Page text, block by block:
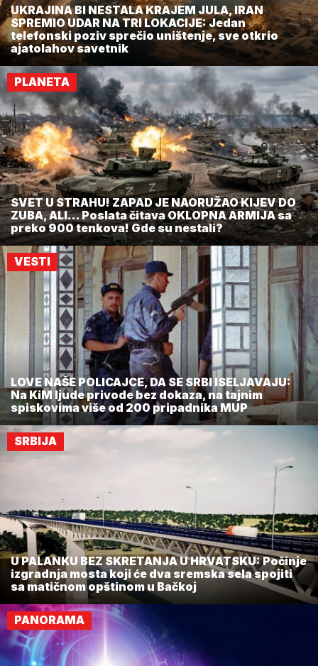
UKRAJINA BI NESTALA KRAJEM JULA, IRAN
SPREMIO UDAR NA TRI LOKACIJE: Jedan
telefonski poziv sprečio uništenje, sve otkrio
ajatolahov savetnik
PLANETA
SVET U STRAHU! ZAPAD JE NAORUŽAO KIJEV DO
ZUBA, ALI... Poslata čitava OKLOPNA ARMIJA sa
preko 900 tenkova! Gde su nestali?
VESTI
LOVE NAŠE POLICAJCE, DA SE SRBI ISELJAVAJU:
Na KiM ljude privode bez dokaza, na tajnim
spiskovima više od 200 pripadnika MUP
SRBIJA
U PALANKU BEZ SKRETANJA U HRVATSKU: Počinje
izgradnja mosta koji će dva sremska sela spojiti
sa matičnom opštinom u Bačkoj
PANORAMA